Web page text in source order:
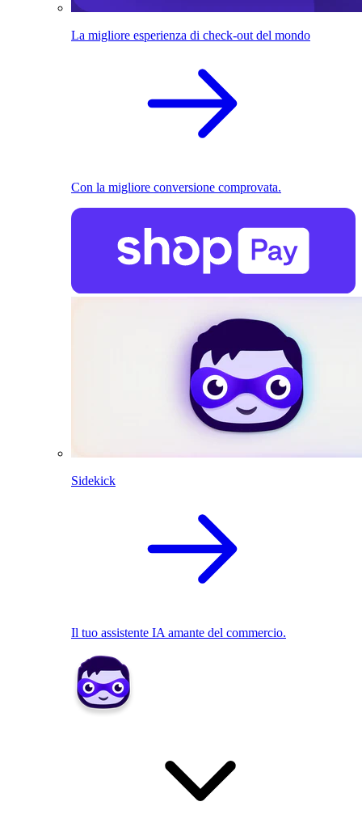
La migliore esperienza di check-out del mondo
Con la migliore conversione comprovata.
Sidekick
Il tuo assistente IA amante del commercio.